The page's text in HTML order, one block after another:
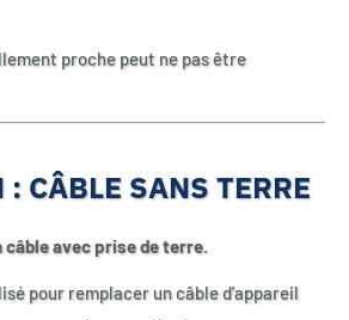
proche peut ne pas être
CÂBLE SANS TERRE
câble avec prise de terre.
pour remplacer un câble d’appareil